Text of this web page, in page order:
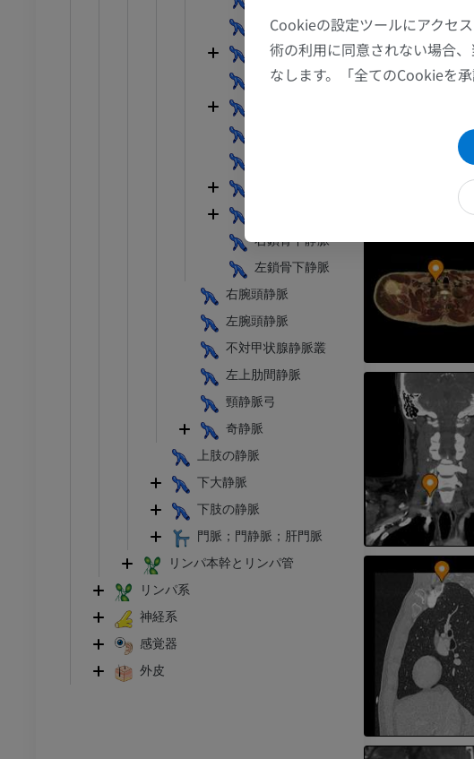
深頸静脈
内胸静脈
最上肋間静脈
右鎖骨下静脈
左鎖骨下静脈
右腕頭静脈
左腕頭静脈
不対甲状腺静脈叢
左上肋間静脈
頸静脈弓
奇静脈
上肢の静脈
下大静脈
下肢の静脈
門脈；門静脈；肝門脈
リンパ本幹とリンパ管
リンパ系
神経系
感覚器
外皮
足根MRI
MRI
プレミアム
前足MRI
MRI
プレミアム
下肢MRI
MRI
プレミアム
下肢X線
X線画像
下肢
イラストレーション
プレミアム
足根および足部のCT
CT
プレミアム
Cookieの設定ツールにアクセ
術の利用に同意されない場合
なします。「全てのCookieを